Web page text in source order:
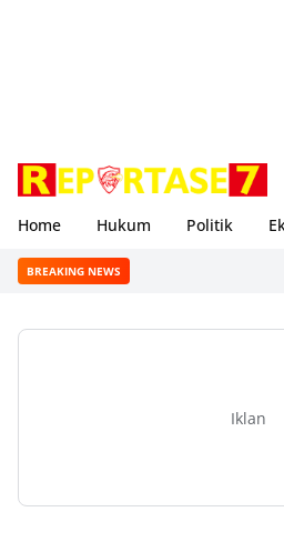
Home Hukum Politik
BREAKING NEWS
Iklan